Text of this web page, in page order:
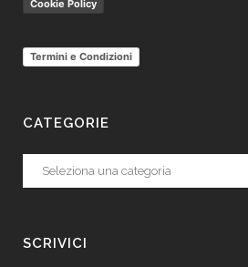
Cookie Policy
Termini e Condizioni
CATEGORIE
Categorie
SCRIVICI